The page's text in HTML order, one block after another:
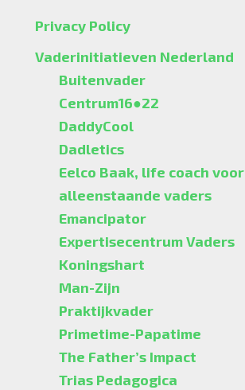
Privacy Policy
Vaderinitiatieven Nederland
Buitenvader
Centrum16●22
DaddyCool
Dadletics
Eelco Baak, life coach voor
alleenstaande vaders
Emancipator
Expertisecentrum Vaders
Koningshart
Man-Zijn
Praktijkvader
Primetime-Papatime
The Father’s Impact
Trias Pedagogica